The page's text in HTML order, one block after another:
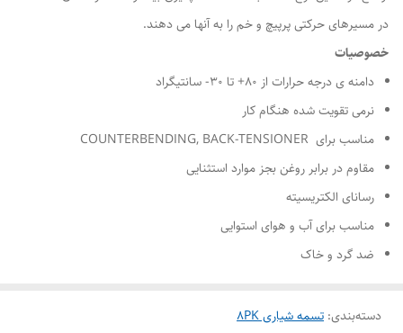
در مسیرهای حرکتی پرپیچ و خم را به آنها می دهند.
خصوصیات
دامنه ی درجه حرارات از ۸۰+ تا ۳۰- سانتیگراد
نرمی تقویت شده هنگام کار
مناسب برای COUNTERBENDING, BACK-TENSIONER
مقاوم در برابر روغن بجز موارد استثنایی
رسانای الکتریسیته
مناسب برای آب و هوای استوایی
ضد گرد و خاک
دسته‌بندی: تسمه شیاری 8PK